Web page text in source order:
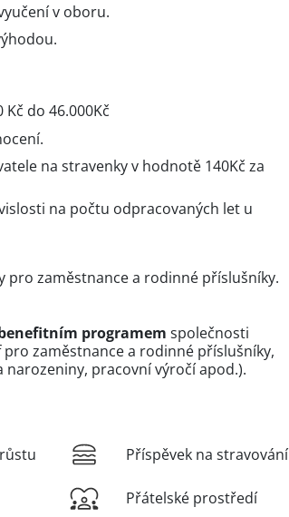
v oboru.
do 46.000Kč
na stravenky v hodnotě 140Kč za
na počtu odpracovaných let u
pro zaměstnance a rodinné příslušníky.
programem společnosti
zaměstnance a rodinné příslušníky,
narozeniny, pracovní výročí apod.).
Příspěvek na stravování
Přátelské prostředí